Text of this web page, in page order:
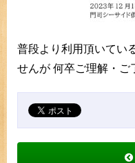
普段より利用頂いてい
せんが 何卒ご理解・ご